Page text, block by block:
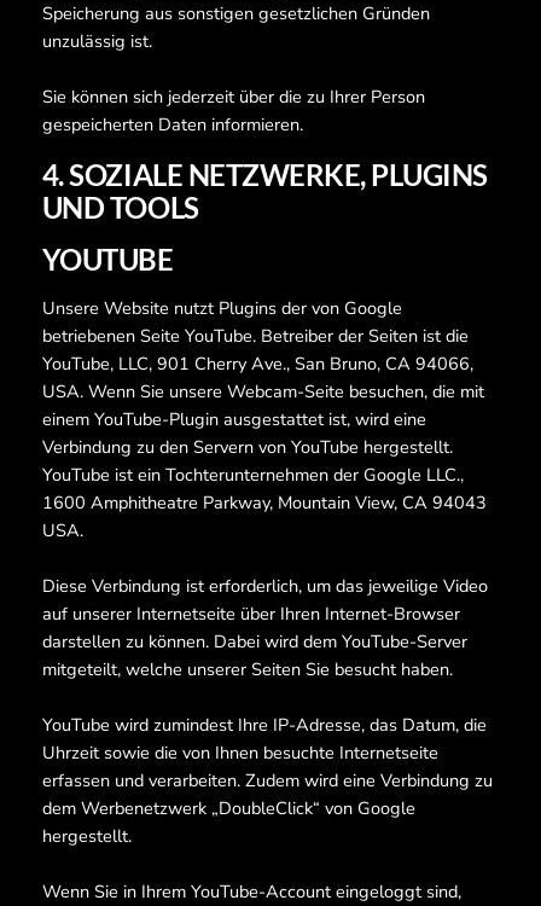
Speicherung aus sonstigen gesetzlichen Gründen
unzulässig ist.
Sie können sich jederzeit über die zu Ihrer Person
gespeicherten Daten informieren.
4. SOZIALE NETZWERKE, PLUGINS
UND TOOLS
YOUTUBE
Unsere Website nutzt Plugins der von Google
betriebenen Seite YouTube. Betreiber der Seiten ist die
YouTube, LLC, 901 Cherry Ave., San Bruno, CA 94066,
USA. Wenn Sie unsere Webcam-Seite besuchen, die mit
einem YouTube-Plugin ausgestattet ist, wird eine
Verbindung zu den Servern von YouTube hergestellt.
YouTube ist ein Tochterunternehmen der Google LLC.,
1600 Amphitheatre Parkway, Mountain View, CA 94043
USA.
Diese Verbindung ist erforderlich, um das jeweilige Video
auf unserer Internetseite über Ihren Internet-Browser
darstellen zu können. Dabei wird dem YouTube-Server
mitgeteilt, welche unserer Seiten Sie besucht haben.
YouTube wird zumindest Ihre IP-Adresse, das Datum, die
Uhrzeit sowie die von Ihnen besuchte Internetseite
erfassen und verarbeiten. Zudem wird eine Verbindung zu
dem Werbenetzwerk „DoubleClick“ von Google
hergestellt.
Wenn Sie in Ihrem YouTube-Account eingeloggt sind,